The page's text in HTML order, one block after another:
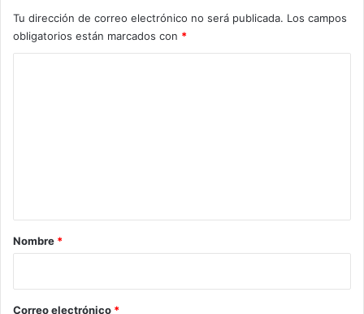
Tu dirección de correo electrónico no será publicada. Los campos
obligatorios están marcados con *
r
*
Nombre *
Correo electrónico *